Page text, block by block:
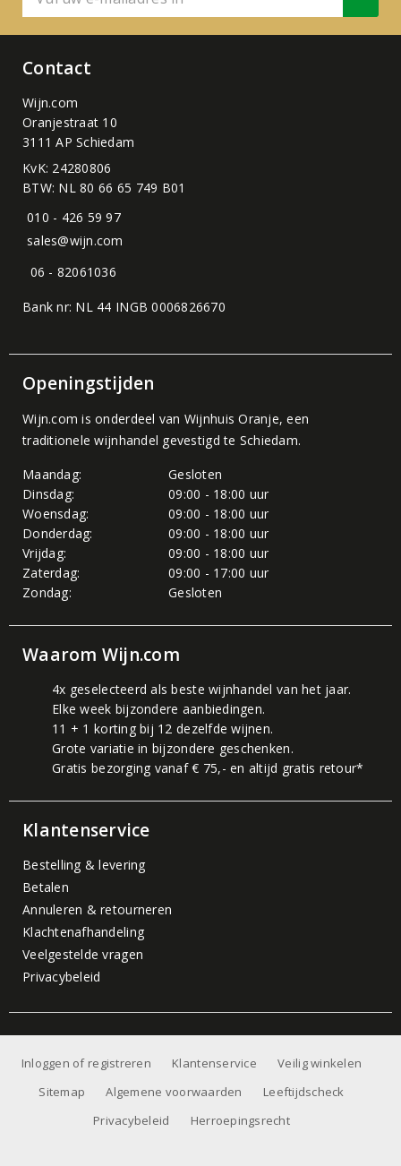
Contact
Wijn.com
Oranjestraat 10
3111 AP Schiedam
KvK: 24280806
BTW: NL 80 66 65 749 B01
010 - 426 59 97
sales@wijn.com
06 - 82061036
Bank nr: NL 44 INGB 0006826670
Openingstijden
Wijn.com is onderdeel van Wijnhuis Oranje, een
traditionele wijnhandel gevestigd te Schiedam.
Maandag:
Gesloten
Dinsdag:
09:00 - 18:00 uur
Woensdag:
09:00 - 18:00 uur
Donderdag:
09:00 - 18:00 uur
Vrijdag:
09:00 - 18:00 uur
Zaterdag:
09:00 - 17:00 uur
Zondag:
Gesloten
Waarom Wijn.com
4x geselecteerd als beste wijnhandel van het jaar.
Elke week bijzondere aanbiedingen.
11 + 1 korting bij 12 dezelfde wijnen.
Grote variatie in bijzondere geschenken.
Gratis bezorging vanaf € 75,- en altijd gratis retour*
Klantenservice
Bestelling & levering
Betalen
Annuleren & retourneren
Klachtenafhandeling
Veelgestelde vragen
Privacybeleid
Inloggen of registreren Klantenservice
Veilig winkelen
Sitemap
Algemene voorwaarden
Leeftijdscheck
Privacybeleid
Herroepingsrecht